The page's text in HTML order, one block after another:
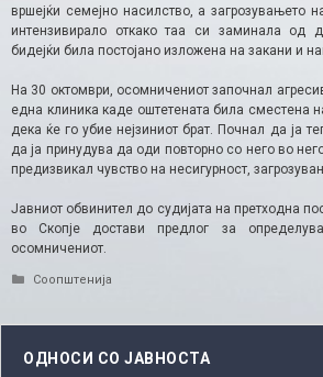
вршејќи семејно насилство, а загрозувањето
интензивирало откако таа си заминала од
бидејќи била постојано изложена на закани и
На 30 октомври, осомничениот започнал
една клиника каде оштетената била сместена
дека ќе го убие нејзиниот брат. Почнал да ја
да ја принудува да оди повторно со него во
предизвикал чувство на несигурност,
Јавниот обвинител до судијата на претходна
во Скопје достави предлог за
осомничениот.
Categories
Соопштенија
ОДНОСИ СО ЈАВНОСТА